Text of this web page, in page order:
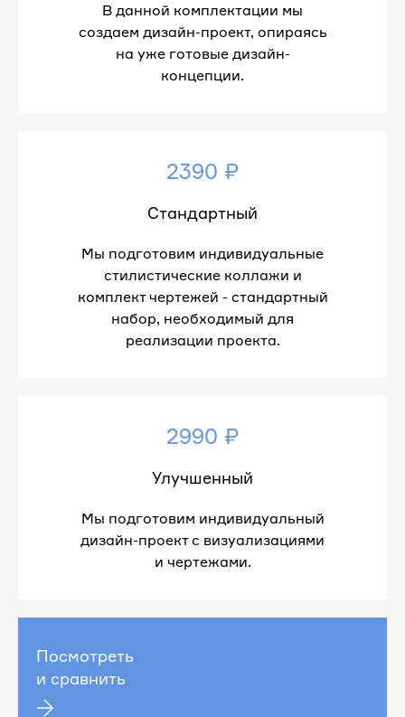
В данной комплектации мы
создаем дизайн-проект, опираясь
на уже готовые дизайн-
концепции.
2390 ₽
Стандартный
Мы подготовим индивидуальные
стилистические коллажи и
комплект чертежей - стандартный
набор, необходимый для
реализации проекта.
2990 ₽
Улучшенный
Мы подготовим индивидуальный
дизайн-проект с визуализациями
и чертежами.
Посмотреть
и сравнить